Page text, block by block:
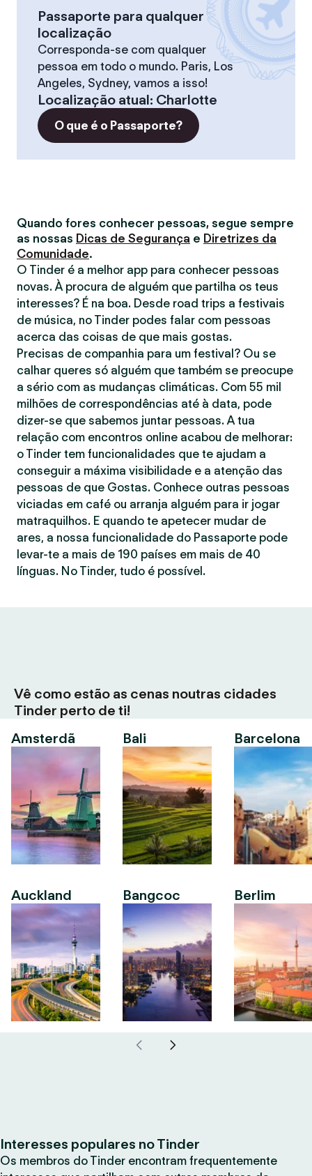
Passaporte para qualquer
localização
Corresponda-se com qualquer
pessoa em todo o mundo. Paris, Los
Angeles, Sydney, vamos a isso!
Localização atual: Charlotte
O que é o Passaporte?
Quando fores conhecer pessoas, segue sempre
as nossas Dicas de Segurança e Diretrizes da
Comunidade.
O Tinder é a melhor app para conhecer pessoas
novas. À procura de alguém que partilha os teus
interesses? É na boa. Desde road trips a festivais
de música, no Tinder podes falar com pessoas
acerca das coisas de que mais gostas.
Precisas de companhia para um festival? Ou se
calhar queres só alguém que também se preocupe
a sério com as mudanças climáticas. Com 55 mil
milhões de correspondências até à data, pode
dizer-se que sabemos juntar pessoas. A tua
relação com encontros online acabou de melhorar:
o Tinder tem funcionalidades que te ajudam a
conseguir a máxima visibilidade e a atenção das
pessoas de que Gostas. Conhece outras pessoas
viciadas em café ou arranja alguém para ir jogar
matraquilhos. E quando te apetecer mudar de
ares, a nossa funcionalidade do Passaporte pode
levar-te a mais de 190 países em mais de 40
línguas. No Tinder, tudo é possível.
Vê como estão as cenas noutras cidades
Tinder perto de ti!
Amsterdã
Auckland
Bali
Bangcoc
Barcelona
Berlim
Interesses populares no Tinder
Os membros do Tinder encontram frequentemente